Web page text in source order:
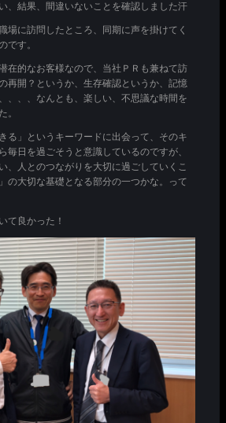
、結果、間違いないことを確認しました汗
場に訪問したところ、同期に声を掛けてく
です。
在的なお客様なので、当社ＰＲも兼ねて訪
再開？というか、生存確認というか、記憶
、、、なんとも、楽しい、不思議な時間を
。
る」というキーワードに出会って、そのキ
毎日を過ごそうと意識しているのですが、
、人とのつながりを大切に過ごしていくこ
の大切な基礎となる部分の一つかな。って
て良かった！